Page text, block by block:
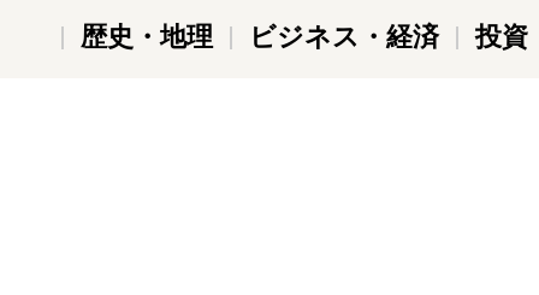
歴史・地理
ビジネス・経済 投資